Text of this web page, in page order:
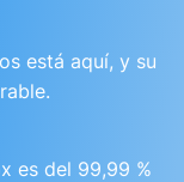
está aquí, y su
es del 99,99 %